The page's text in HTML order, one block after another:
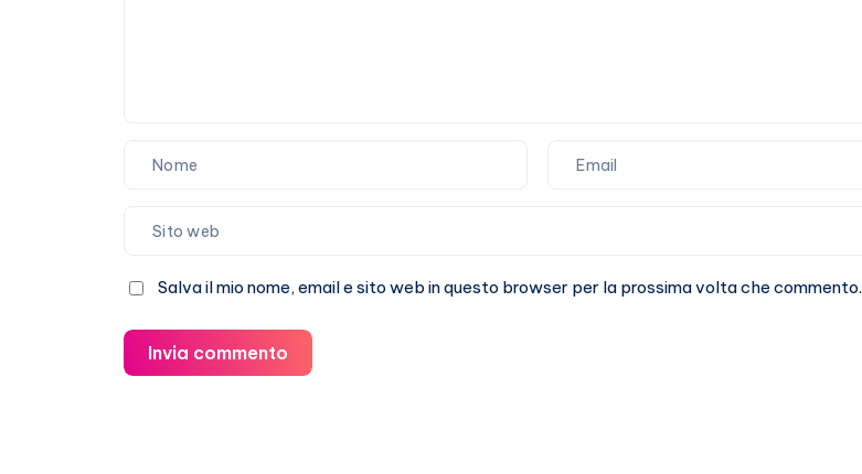
Salva il mio nome, email e sito web in questo browser per la prossima volta che commento.
Invia commento